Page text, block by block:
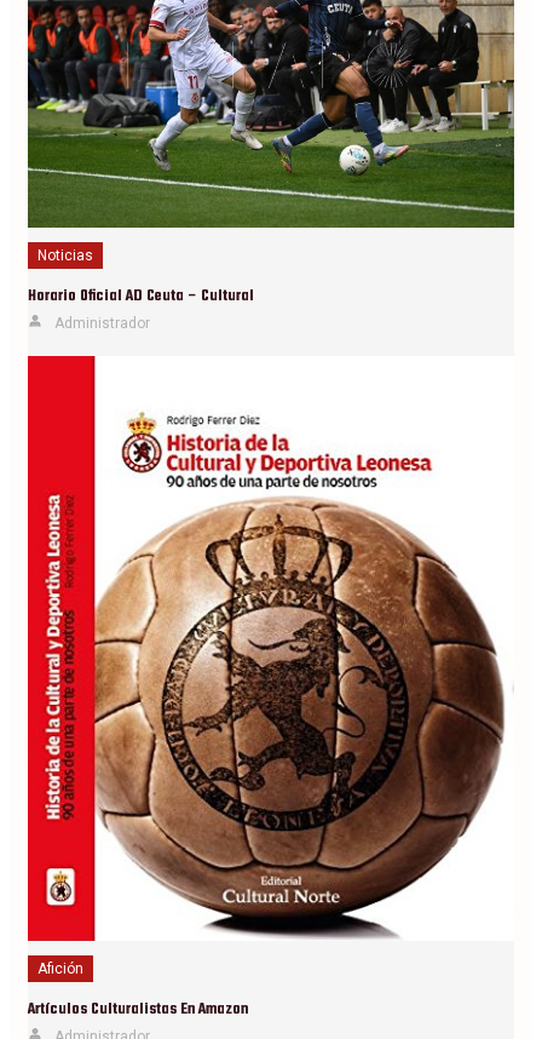
Noticias
Horario Oficial AD Ceuta – Cultural
Administrador
Afición
Artículos Culturalistas En Amazon